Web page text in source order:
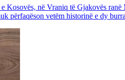
Kosovës, në Vraniq të Gjakovës
përfaqëson vetëm historinë e dy